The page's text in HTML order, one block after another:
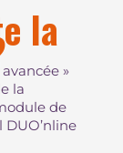
la
»
la
de